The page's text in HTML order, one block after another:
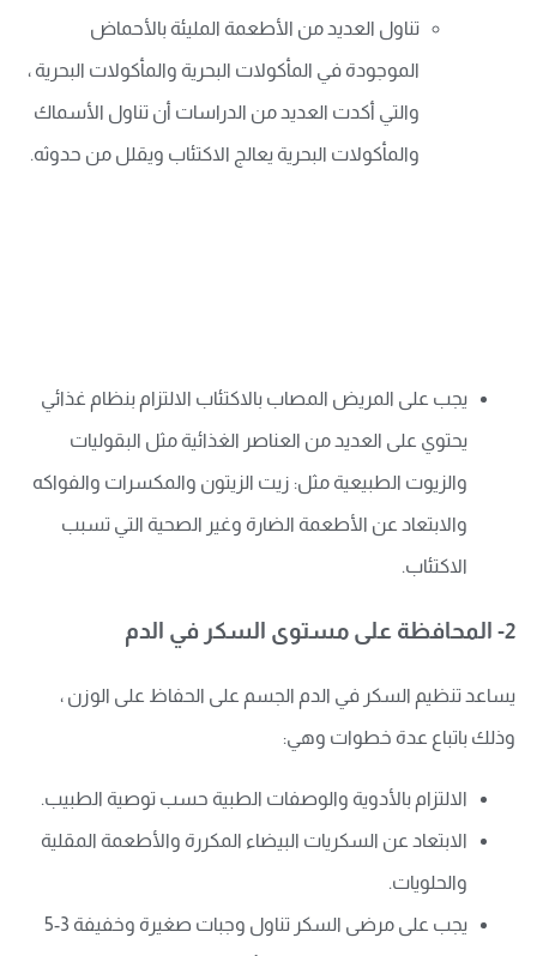
تناول العديد من الأطعمة المليئة بالأحماض
الموجودة في المأكولات البحرية والمأكولات البحرية ،
والتي أكدت العديد من الدراسات أن تناول الأسماك
والمأكولات البحرية يعالج الاكتئاب ويقلل من حدوثه.
يجب على المريض المصاب بالاكتئاب الالتزام بنظام غذائي
يحتوي على العديد من العناصر الغذائية مثل البقوليات
والزيوت الطبيعية مثل: زيت الزيتون والمكسرات والفواكه
والابتعاد عن الأطعمة الضارة وغير الصحية التي تسبب
الاكتئاب.
2- المحافظة على مستوى السكر في الدم
يساعد تنظيم السكر في الدم الجسم على الحفاظ على الوزن ،
وذلك باتباع عدة خطوات وهي:
الالتزام بالأدوية والوصفات الطبية حسب توصية الطبيب.
الابتعاد عن السكريات البيضاء المكررة والأطعمة المقلية
والحلويات.
يجب على مرضى السكر تناول وجبات صغيرة وخفيفة 3-5